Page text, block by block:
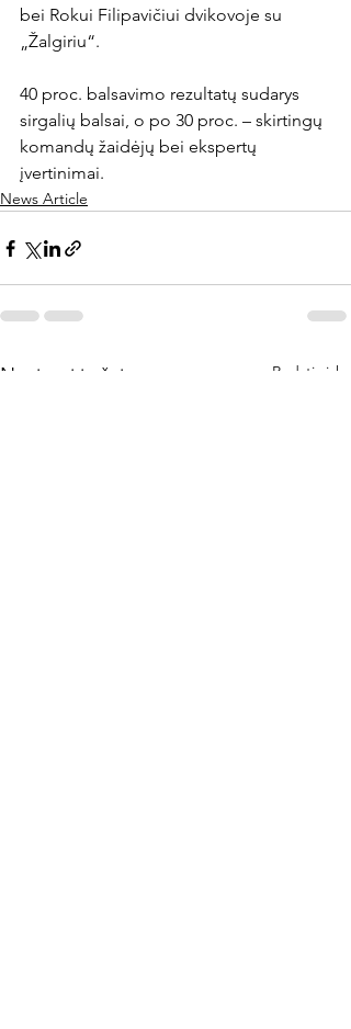
bei Rokui Filipavičiui dvikovoje su
„Žalgiriu“.
40 proc. balsavimo rezultatų sudarys
sirgalių balsai, o po 30 proc. – skirtingų
komandų žaidėjų bei ekspertų
įvertinimai.
News Article
Naujausi įrašai Rodyti viską